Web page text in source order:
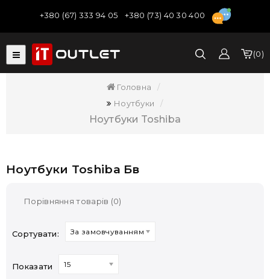
+380 (67) 333 94 05 +380 (73) 40 30 400
0
Головна
Ноутбуки
Ноутбуки Toshiba
Ноутбуки Toshiba Бв
Порівняння товарів (0)
Сортувати: За замовчуванням
Показати 15